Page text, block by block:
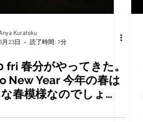
Kuratoku
3月23日
読了時間: 1分
fri 春分がやってきた。
New Year 今年の春は
春模様なのでしょ